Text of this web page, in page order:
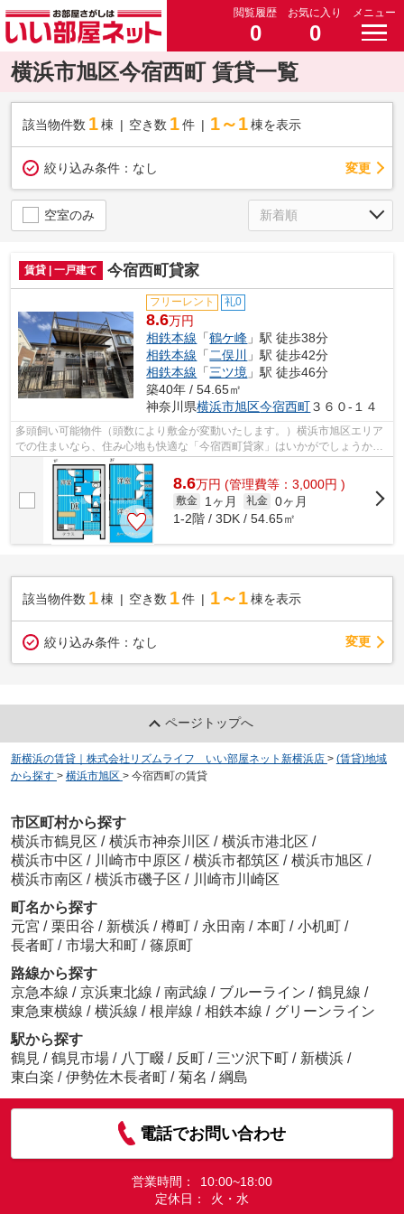
閲覧履歴
0
お気に入り
0
メニュー
横浜市旭区今宿西町 賃貸一覧
該当物件数 1棟 空き数 1 件 1～1 棟を表示
絞り込み条件： なし 変更
空室のみ
賃貸 | 一戸建て 今宿西町貸家
フリーレント 礼0
8.6万円
相鉄本線 「鶴ケ峰 」駅 徒歩38分
相鉄本線 「二俣川
」駅 徒歩42分
相鉄本線 「三ツ境 」駅 徒歩46分
築40年 / 54.65㎡
神奈川県横浜市旭区今宿西町３６０-１４
多頭飼い可能物件（頭数により敷金が変動いたします。）横浜市旭区エリア
での住まいなら、住み心地も快適な「今宿西町貸家」はいかがでしょうか。
徒歩8分の場所に横浜市立都岡小学校が...
8.6万円 (管理費等：3,000円 )
敷金 1ヶ月 礼金 0ヶ月
1-2階 / 3DK / 54.65㎡
該当物件数 1棟 空き数 1 件 1～1 棟を表示
絞り込み条件： なし 変更
ページトップへ
新横浜の賃貸｜株式会社リズムライフ いい部屋ネット新横浜店 > (賃貸)地域
から探す > 横浜市旭区 > 今宿西町の賃貸
市区町村から探す
横浜市鶴見区 / 横浜市神奈川区 / 横浜市港北区 /
横浜市中区 / 川崎市中原区 / 横浜市都筑区 / 横浜市旭区 /
横浜市南区 / 横浜市磯子区 / 川崎市川崎区
町名から探す
元宮 / 栗田谷 / 新横浜 / 樽町 / 永田南 / 本町 / 小机町 /
長者町 / 市場大和町 / 篠原町
路線から探す
京急本線 / 京浜東北線 / 南武線 / ブルーライン / 鶴見線 /
東急東横線 / 横浜線 / 根岸線 / 相鉄本線 / グリーンライン
駅から探す
鶴見 / 鶴見市場 / 八丁畷 / 反町 / 三ツ沢下町 / 新横浜 /
東白楽 / 伊勢佐木長者町 / 菊名 / 綱島
電話でお問い合わせ
営業時間：
10:00~18:00
定休日：
火・水